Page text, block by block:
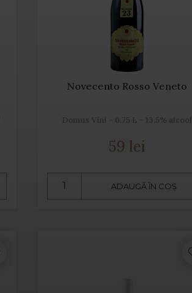
Novecento Rosso Veneto
Domus Vini - 0.75 L - 13.5% alcool
59 lei
ADAUGĂ ÎN COȘ